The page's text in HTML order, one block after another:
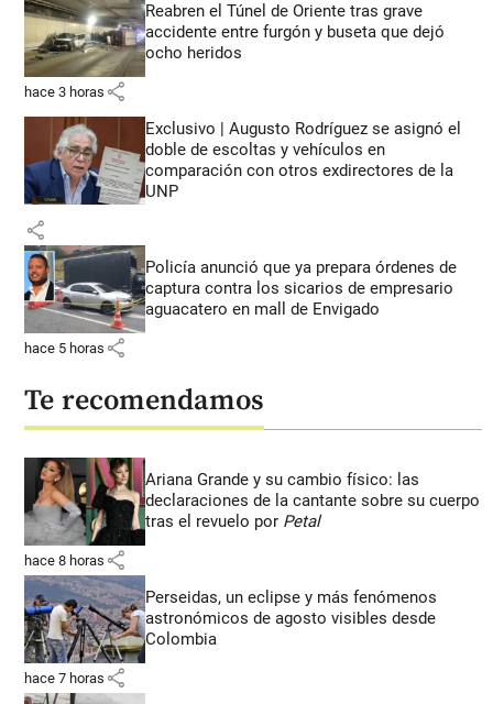
Reabren el Túnel de Oriente tras grave
accidente entre furgón y buseta que dejó
ocho heridos
hace 3 horas share
Exclusivo | Augusto Rodríguez se asignó el
doble de escoltas y vehículos en
comparación con otros exdirectores de la
UNP
share
Policía anunció que ya prepara órdenes de
captura contra los sicarios de empresario
aguacatero en mall de Envigado
hace 5 horas share
Te recomendamos
Ariana Grande y su cambio físico: las
declaraciones de la cantante sobre su cuerpo
tras el revuelo por Petal
hace 8 horas share
Perseidas, un eclipse y más fenómenos
astronómicos de agosto visibles desde
Colombia
hace 7 horas share